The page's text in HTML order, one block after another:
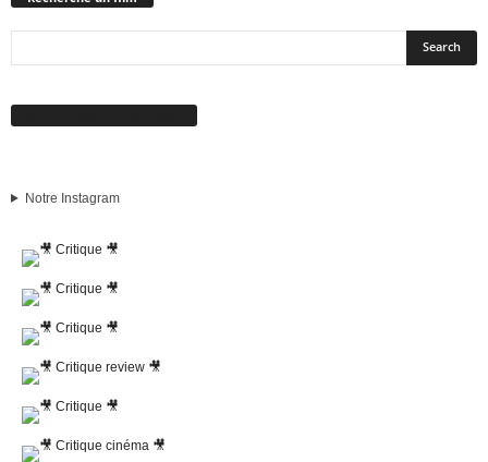
Notre Instagram